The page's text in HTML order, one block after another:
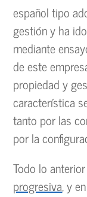
español tipo
gestión y ha
mediante
de este
propiedad y
característica
tanto por las
por la
Todo lo
progresiva, y